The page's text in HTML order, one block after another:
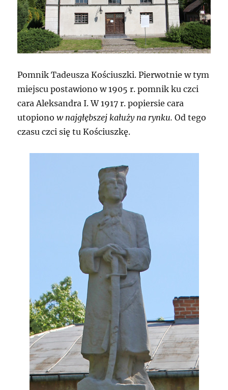
Pomnik Tadeusza Kościuszki. Pierwotnie w tym
miejscu postawiono w 1905 r. pomnik ku czci
cara Aleksandra I. W 1917 r. popiersie cara
utopionow najgłębszej kałuży na rynku. Od tego
czasu czci się tu Kościuszkę.